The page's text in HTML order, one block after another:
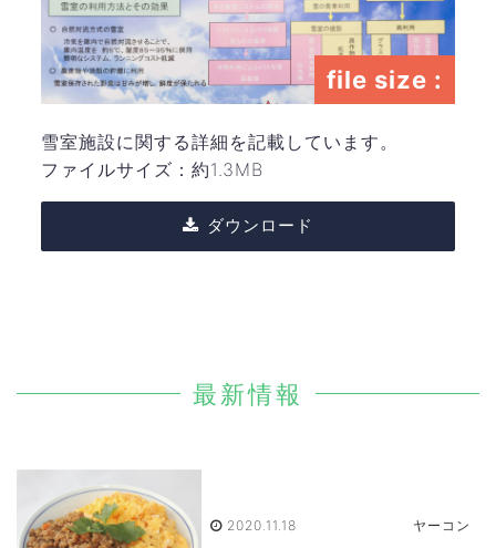
file size :
雪室施設に関する詳細を記載しています。
ファイルサイズ：約1.3MB
ダウンロード
最新情報
2020.11.18
ヤーコン